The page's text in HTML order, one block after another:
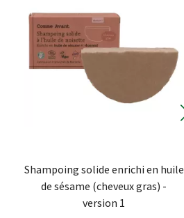
Shampoing solide enrichi en huile
de sésame (cheveux gras) -
version 1